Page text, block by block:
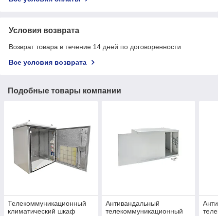
Условия возврата
Возврат товара в течение 14 дней по договоренности
Все условия возврата
Подобные товары компании
Телекоммуникационный
климатический шкаф
Антивандальный
телекоммуникационный